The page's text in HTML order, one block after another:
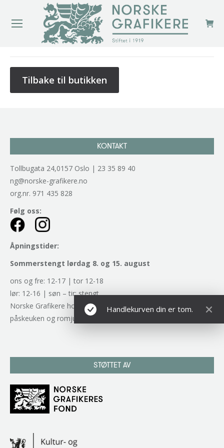
Handlekurven din er tom.
Tilbake til butikken
KONTAKT
Tollbugata 24,0157 Oslo | 23 35 89 40
ng@norske-grafikere.no
org.nr. 971 435 828
Følg oss:
Åpningstider:
Sommerstengt lørdag 8. og 15. august
ons og fre: 12-17 | tor 12-18
lør: 12-16 | søn – tir: stengt
Norske Grafikere holder stengt alle røde dager samt
påskeuken og romjulen.
STØTTET AV